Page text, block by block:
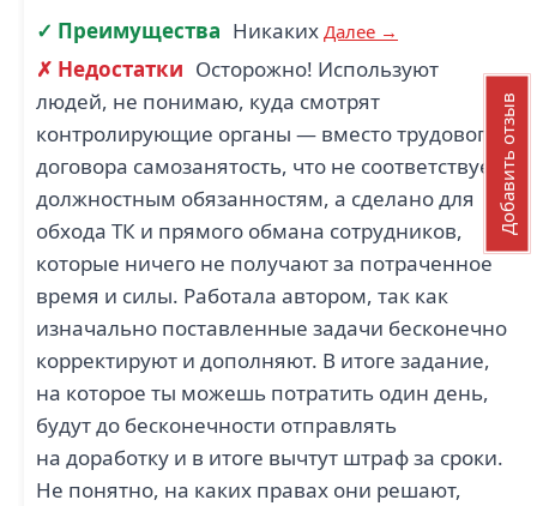
✓ Преимущества Никаких Далее →
✗ Недостатки Осторожно! Используют
людей, не понимаю, куда смотрят
контролирующие органы — вместо трудового
договора самозанятость, что не соответствует
должностным обязанностям, а сделано для
обхода ТК и прямого обмана сотрудников,
которые ничего не получают за потраченное
время и силы. Работала автором, так как
изначально поставленные задачи бесконечно
корректируют и дополняют. В итоге задание,
на которое ты можешь потратить один день,
будут до бесконечности отправлять
на доработку и в итоге вычтут штраф за сроки.
Не понятно, на каких правах они решают,
Добавить отзыв